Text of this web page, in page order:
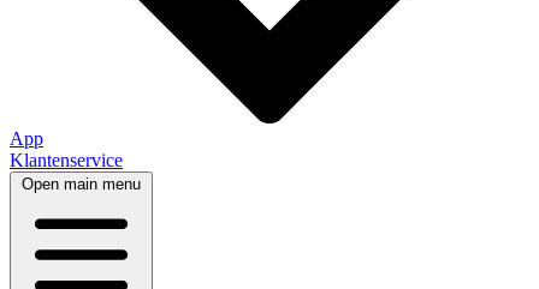
App
Klantenservice
Open main menu